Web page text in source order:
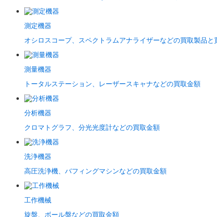
測定機器
オシロスコープ、スペクトラムアナライザーなどの買取製品と
測量機器
トータルステーション、レーザースキャナなどの買取金額
分析機器
クロマトグラフ、分光光度計などの買取金額
洗浄機器
高圧洗浄機、バフィングマシンなどの買取金額
工作機械
旋盤、ボール盤などの買取金額